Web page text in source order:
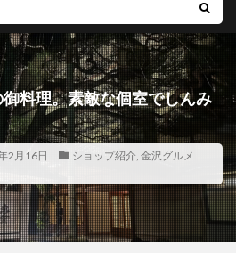
料理。素敵な個室でしんみ
2月16日 ショップ紹介, 金沢グルメ